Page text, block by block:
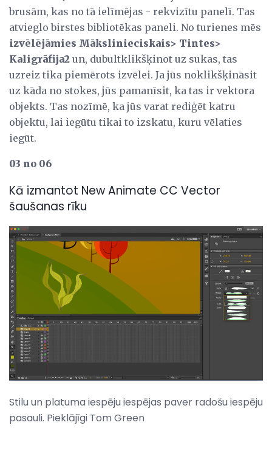
brusām, kas no tā ielīmējas - rekvizītu panelī. Tas
atvieglo birstes bibliotēkas paneli. No turienes mēs
izvēlējāmies Mākslinieciskais> Tintes>
Kaligrāfija2 un, dubultklikšķinot uz sukas, tas
uzreiz tika piemērots izvēlei. Ja jūs noklikšķināsit
uz kāda no stokes, jūs pamanīsit, ka tas ir vektora
objekts. Tas nozīmē, ka jūs varat rediģēt katru
objektu, lai iegūtu tikai to izskatu, kuru vēlaties
iegūt.
03 no 06
Kā izmantot New Animate CC Vector
šaušanas rīku
Stilu un platuma iespēju iespējas paver radošu iespēju
pasauli. Pieklājīgi Tom Green